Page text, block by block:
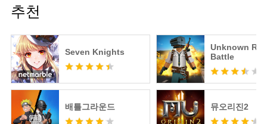
추천
Seven Knights
Unknown
Battle
배틀그라운드 뮤오리진2